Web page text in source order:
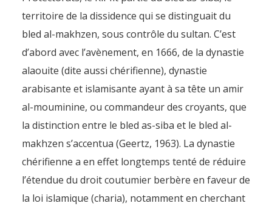
territoire de la dissidence qui se distinguait du
bled al-makhzen, sous contrôle du sultan. C’est
d’abord avec l’avènement, en 1666, de la dynastie
alaouite (dite aussi chérifienne), dynastie
arabisante et islamisante ayant à sa tête un amir
al-mouminine, ou commandeur des croyants, que
la distinction entre le bled as-siba et le bled al-
makhzen s’accentua (Geertz, 1963). La dynastie
chérifienne a en effet longtemps tenté de réduire
l’étendue du droit coutumier berbère en faveur de
la loi islamique (charia), notamment en cherchant